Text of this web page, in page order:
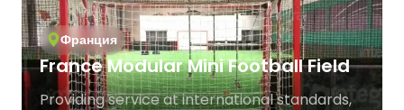
Стальные Трибуны
Баскетбольные Корты
Гибридная Трава
Натуральная Трава
Франция
France Modular Mini Football Field
Providing service at international standards,